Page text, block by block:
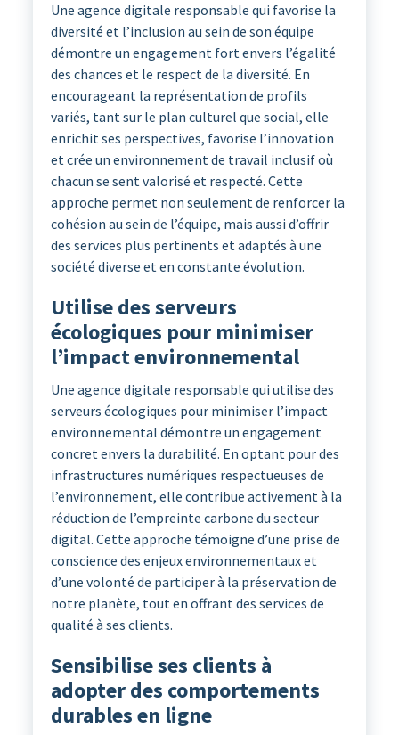
Une agence digitale responsable qui favorise la
diversité et l’inclusion au sein de son équipe
démontre un engagement fort envers l’égalité
des chances et le respect de la diversité. En
encourageant la représentation de profils
variés, tant sur le plan culturel que social, elle
enrichit ses perspectives, favorise l’innovation
et crée un environnement de travail inclusif où
chacun se sent valorisé et respecté. Cette
approche permet non seulement de renforcer la
cohésion au sein de l’équipe, mais aussi d’offrir
des services plus pertinents et adaptés à une
société diverse et en constante évolution.
Utilise des serveurs
écologiques pour minimiser
l’impact environnemental
Une agence digitale responsable qui utilise des
serveurs écologiques pour minimiser l’impact
environnemental démontre un engagement
concret envers la durabilité. En optant pour des
infrastructures numériques respectueuses de
l’environnement, elle contribue activement à la
réduction de l’empreinte carbone du secteur
digital. Cette approche témoigne d’une prise de
conscience des enjeux environnementaux et
d’une volonté de participer à la préservation de
notre planète, tout en offrant des services de
qualité à ses clients.
Sensibilise ses clients à
adopter des comportements
durables en ligne